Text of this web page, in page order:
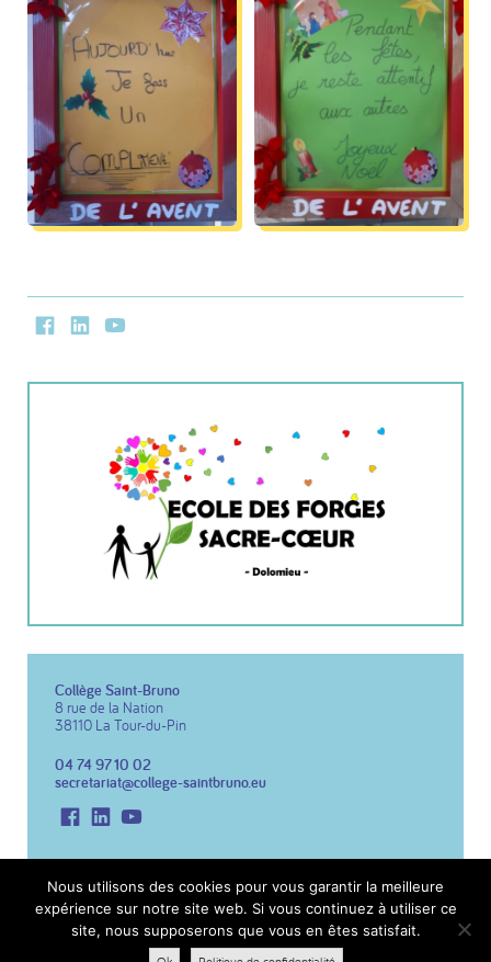
FacebookLinkedInYoutube
Collège Saint-Bruno
8 rue de la Nation
38110 La Tour-du-Pin
04 74 97 10 02
secretariat@college-saintbruno.eu
FacebookLinkedIn
Réalisation du site :Notre Studio
Mentions légales
Politique de confidentialité
Nous utilisons des cookies pour vous garantir la meilleure
expérience sur notre site web. Si vous continuez à utiliser ce
site, nous supposerons que vous en êtes satisfait.